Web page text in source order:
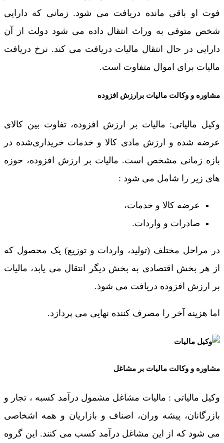
فوت او باقی مانده دریافت می شود. زمانی که دارایی
شخص متوفی به وراث انتقال داده می شود دولت از آن
دارایی در حال انتقال مالیات دریافت می کند. نرخ دریافت
مالیات برای اموال متفاوت است.
مشاوره و وکالت مالیات برارزش افزوده
وکیل مالیاتی: مالیات بر ارزش افزوده، تفاوت بین کالای
عرضه شده و ارزش مادی کالا و خدمات خریداری‌شده در
بازه زمانی مشخص است. مالیات بر ارزش افزوده، حوزه
های زیر را شامل می شود :
عرضه‌ کالا و خدمات،
صادرات و واردات.
در مراحل مختلف (تولید، واردات و توزیع) یک محصول که
از هر بخش اقتصادی به بخش دیگر انتقال می یابد، مالیات
بر ارزش افزوده دریافت می شوذ.
اما هزینه آخر را مصرف کننده نهایی می پردازد.
مشاوره و وکالت مالیات بر مشاغل
وکیل مالیاتی : مالیات مشاغل مشمول درآمد کسبه ، تجار و
بازرگانان، پیشه وران، اصناف و بازاریان و همه اشخاصی
می شود که از این مشاغل درآمد کسب می کنند. این گروه